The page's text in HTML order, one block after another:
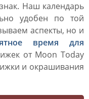
Наш календарь
удобен по той
аспекты, но и
время для
от Moon Today
и окрашивания